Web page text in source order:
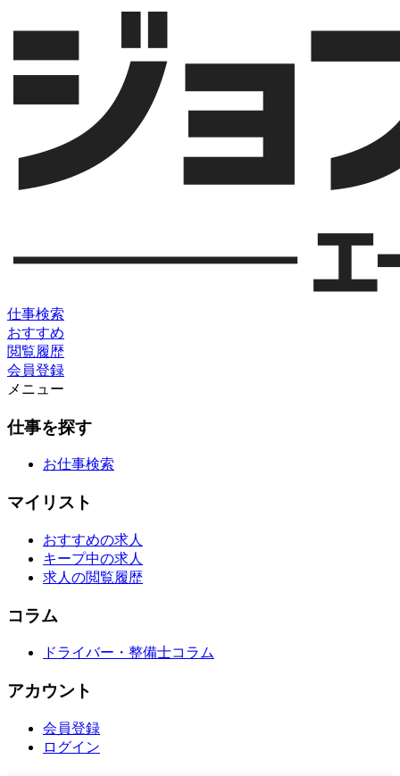
仕事検索
おすすめ
閲覧履歴
会員登録
メニュー
仕事を探す
お仕事検索
マイリスト
おすすめの求人
キープ中の求人
求人の閲覧履歴
コラム
ドライバー・整備士コラム
アカウント
会員登録
ログイン